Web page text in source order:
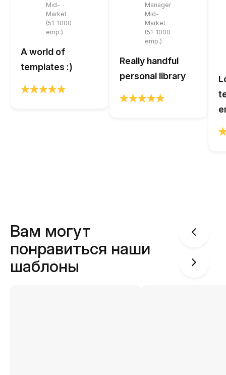
Mid-
Market
(51-1000
emp.)
A world of
templates :)
Manager
Mid-
Market
(51-1000
emp.)
Really handful
personal library
Вам могут
понравиться наши
шаблоны